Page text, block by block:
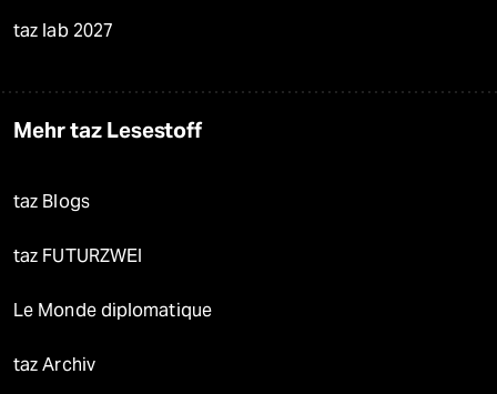
taz lab 2027
Mehr taz Lesestoff
taz Blogs
taz FUTURZWEI
Le Monde diplomatique
taz Archiv